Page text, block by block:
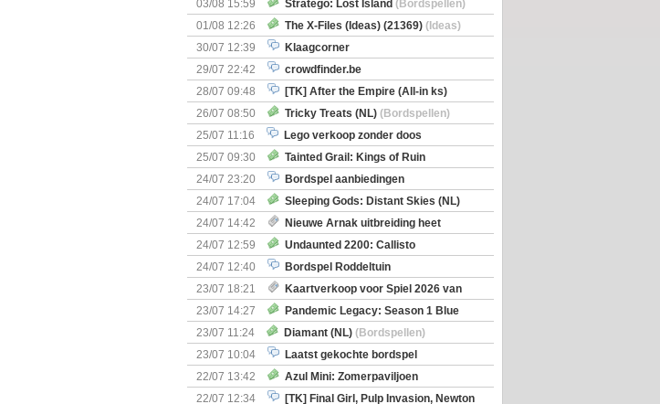
03/08 15:59 Stratego: Lost Island (Bordspellen)
01/08 12:26
The X-Files (Ideas) (21369) (Ideas)
30/07 12:39
Klaagcorner
29/07 22:42
crowdfinder.be
28/07 09:48
[TK] After the Empire (All-in ks)
26/07 08:50
Tricky Treats (NL) (Bordspellen)
25/07 11:16
Lego verkoop zonder doos
25/07 09:30
Tainted Grail: Kings of Ruin
Uitbreiding: Wyrd Encounters(Bordspellen)
24/07 23:20
Bordspel aanbiedingen
24/07 17:04
Sleeping Gods: Distant Skies (NL)
(Bordspellen)
24/07 14:42
Nieuwe Arnak uitbreiding heet
Surprise Shipments
24/07 12:59
Undaunted 2200: Callisto
(Bordspellen)
24/07 12:40
Bordspel Roddeltuin
23/07 18:21
Kaartverkoop voor Spiel 2026 van
start
23/07 14:27
Pandemic Legacy: Season 1 Blue
(Bordspellen)
23/07 11:24 Diamant (NL) (Bordspellen)
23/07 10:04
Laatst gekochte bordspel
22/07 13:42
Azul Mini: Zomerpaviljoen
(Bordspellen)
22/07 12:34 [TK] Final Girl, Pulp Invasion, Newton